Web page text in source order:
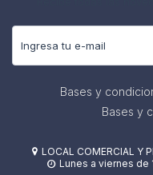
Bases y
Bases y
 LOCAL COMERCIAL Y
 Lunes a viernes de